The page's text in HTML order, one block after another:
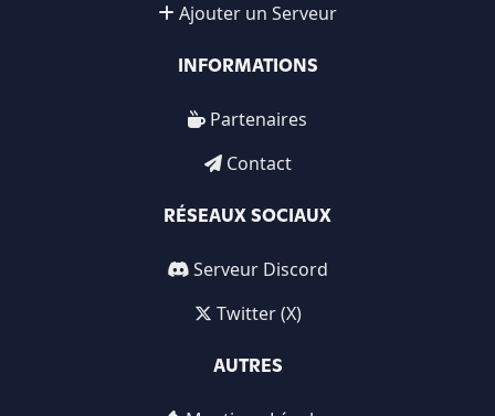
Ajouter un Serveur
INFORMATIONS
Partenaires
Contact
RÉSEAUX SOCIAUX
Serveur Discord
Twitter (X)
AUTRES